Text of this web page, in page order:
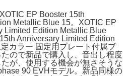
EP Booster 15th
Metallic Blue 15。XOTIC EP
Limited Edition Metallic Blue
Anniversary Limited Edition
カラー 固定用プレート付属ブ
ので新品で購入し、音出し程度
が、使用する機会が無さそうな
90 EVHモデル。新品同様の